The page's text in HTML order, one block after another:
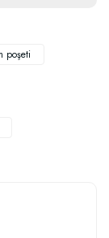
poşeti